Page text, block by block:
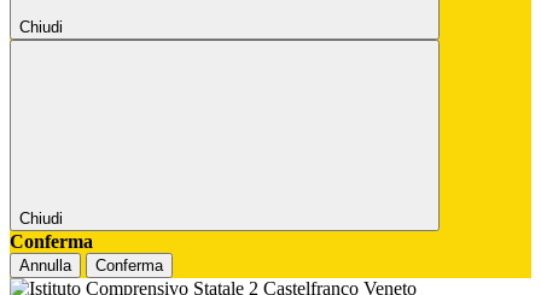
Chiudi
Chiudi
Conferma
Annulla Conferma